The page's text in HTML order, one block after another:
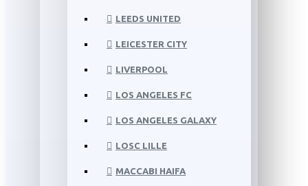
LEEDS UNITED
LEICESTER CITY
LIVERPOOL
LOS ANGELES FC
LOS ANGELES GALAXY
LOSC LILLE
MACCABI HAIFA